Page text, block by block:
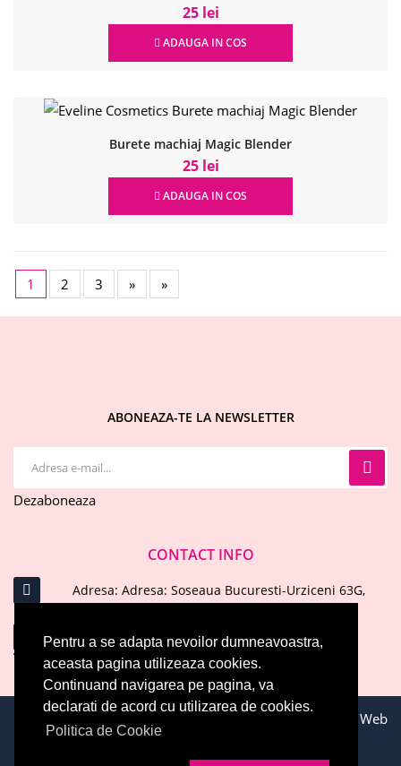
Pentru a se adapta nevoilor dumneavoastra,
aceasta pagina utilizeaza cookies.
Continuand navigarea pe pagina, va
declarati de acord cu utilizarea de cookies.
Politica de Cookie
25 lei
ADAUGA IN COS
Burete machiaj Magic Blender
25 lei
ADAUGA IN COS
1 2 3 » »
ABONEAZA-TE LA NEWSLETTER
Dezaboneaza
CONTACT INFO
Adresa: Adresa: Soseaua Bucuresti-Urziceni 63G,
Afumati, Ilfov
Email : office@evelinecosmetics.ro
Telefon: 0744 574 414
ARATA MAI MULT
Toate drepturile rezervate © 2026 EVELINE COSMETICS. Web
Development by